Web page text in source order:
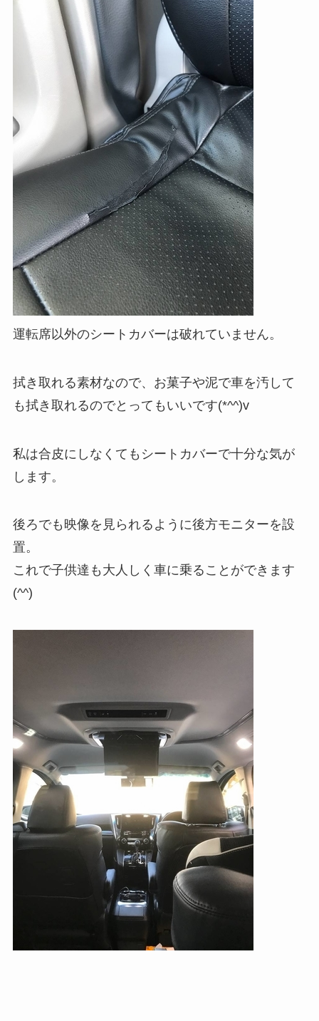
運転席以外のシートカバーは破れていません。
拭き取れる素材なので、お菓子や泥で車を汚して
も拭き取れるのでとってもいいです(*^^)v
私は合皮にしなくてもシートカバーで十分な気が
します。
後ろでも映像を見られるように後方モニターを設
置。
これで子供達も大人しく車に乗ることができます
(^^)